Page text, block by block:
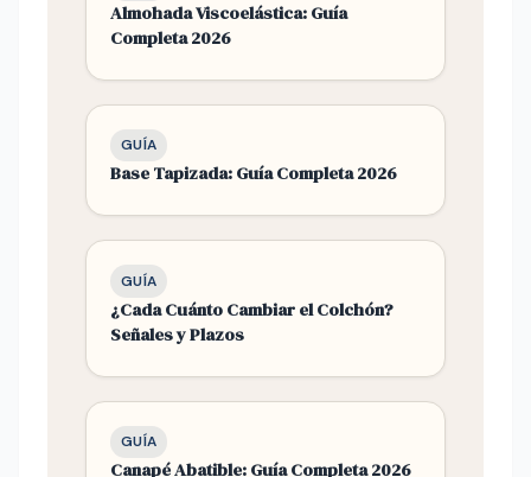
Almohada Viscoelástica: Guía
Completa 2026
GUÍA
Base Tapizada: Guía Completa 2026
GUÍA
¿Cada Cuánto Cambiar el Colchón?
Señales y Plazos
GUÍA
Canapé Abatible: Guía Completa 2026